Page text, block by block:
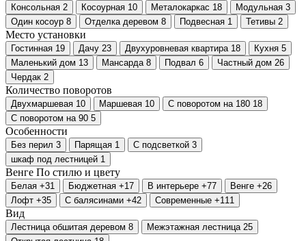
Консольная 2 Косоурная 10 Металокаркас 18 Модульная 3
Один косоур 8 Отделка деревом 8 Подвесная 1 Тетивы 2
Место установки
Гостинная 19 Дачу 23 Двухуровневая квартира 18 Кухня 5
Маленький дом 13 Мансарда 8 Подвал 6 Частный дом 26
Чердак 2
Количество поворотов
Двухмаршевая 10 Маршевая 10 С поворотом на 180 18
С поворотом на 90 5
Особенности
Без перил 3 Парящая 1 С подсветкой 3
шкаф под лестницей 1
Венге По стилю и цвету
Белая +31 Бюджетная +17 В интерьере +77 Венге +26
Лофт +35 С балясинами +42 Современные +111
Вид
Лестница обшитая деревом 8 Межэтажная лестница 25